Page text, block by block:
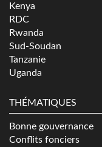
Kenya
RDC
Rwanda
Sud-Soudan
Tanzanie
Uganda
THÉMATIQUES
Bonne gouvernance
Conflits fonciers